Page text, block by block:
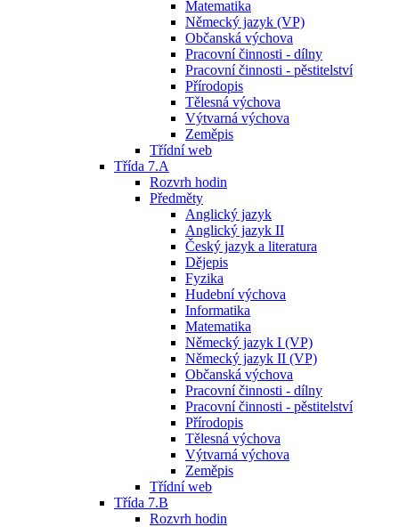
Matematika
Německý jazyk (VP)
Občanská výchova
Pracovní činnosti - dílny
Pracovní činnosti - pěstitelství
Přírodopis
Tělesná výchova
Výtvarná výchova
Zeměpis
Třídní web
Třída 7.A
Rozvrh hodin
Předměty
Anglický jazyk
Anglický jazyk II
Český jazyk a literatura
Dějepis
Fyzika
Hudební výchova
Informatika
Matematika
Německý jazyk I (VP)
Německý jazyk II (VP)
Občanská výchova
Pracovní činnosti - dílny
Pracovní činnosti - pěstitelství
Přírodopis
Tělesná výchova
Výtvarná výchova
Zeměpis
Třídní web
Třída 7.B
Rozvrh hodin